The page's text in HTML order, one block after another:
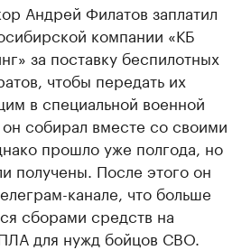
Андрей Филатов заплатил
компании «КБ
за поставку беспилотных
чтобы передать их
в специальной военной
собирал вместе со своими
прошло уже полгода, но
получены. После этого он
канале, что больше
сборами средств на
для нужд бойцов СВО.